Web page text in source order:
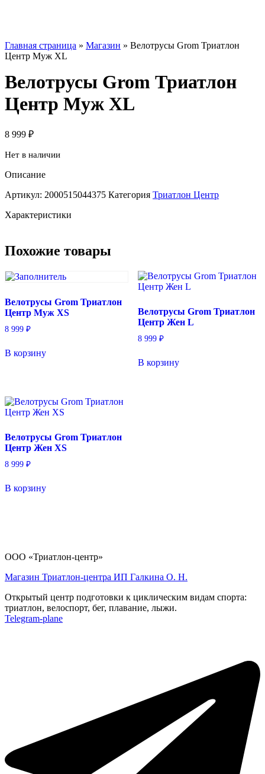
Главная страница » Магазин » Велотрусы Grom Триатлон
Центр Муж XL
Велотрусы Grom Триатлон
Центр Муж XL
8 999 ₽
Нет в наличии
Описание
Артикул: 2000515044375 Категория Триатлон Центр
Характеристики
Похожие товары
Велотрусы Grom Триатлон
Центр Муж XS
8 999 ₽
В корзину
Велотрусы Grom Триатлон
Центр Жен L
8 999 ₽
В корзину
Велотрусы Grom Триатлон
Центр Жен XS
8 999 ₽
В корзину
ООО «Триатлон-центр»
Магазин Триатлон-центра ИП Галкина О. Н.
Открытый центр подготовки к циклическим видам спорта:
триатлон, велоспорт, бег, плавание, лыжи.
Telegram-plane